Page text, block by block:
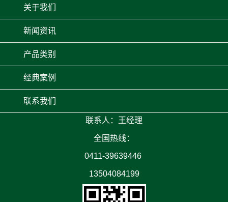
关于我们
新闻资讯
产品类别
经典案例
联系我们
联系人：王经理
全国热线：
0411-39639446
13504084199